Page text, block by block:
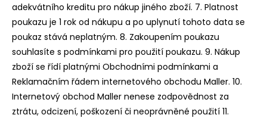
adekvátního kreditu pro nákup jiného zboží. 7. Platnost
poukazu je 1 rok od nákupu a po uplynutí tohoto data se
poukaz stává neplatným. 8. Zakoupením poukazu
souhlasíte s podmínkami pro použití poukazu. 9. Nákup
zboží se řídí platnými Obchodními podmínkami a
Reklamačním řádem internetového obchodu Maller. 10.
Internetový obchod Maller nenese zodpovědnost za
ztrátu, odcizení, poškození či neoprávněné použití 11.